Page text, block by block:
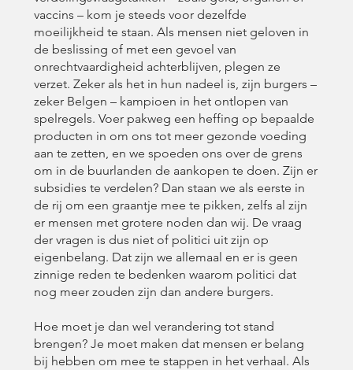
vaccins – kom je steeds voor dezelfde
moeilijkheid te staan. Als mensen niet geloven in
de beslissing of met een gevoel van
onrechtvaardigheid achterblijven, plegen ze
verzet. Zeker als het in hun nadeel is, zijn burgers –
zeker Belgen – kampioen in het ontlopen van
spelregels. Voer pakweg een heffing op bepaalde
producten in om ons tot meer gezonde voeding
aan te zetten, en we spoeden ons over de grens
om in de buurlanden de aankopen te doen. Zijn er
subsidies te verdelen? Dan staan we als eerste in
de rij om een graantje mee te pikken, zelfs al zijn
er mensen met grotere noden dan wij. De vraag
der vragen is dus niet of politici uit zijn op
eigenbelang. Dat zijn we allemaal en er is geen
zinnige reden te bedenken waarom politici dat
nog meer zouden zijn dan andere burgers.
Hoe moet je dan wel verandering tot stand
brengen? Je moet maken dat mensen er belang
bij hebben om mee te stappen in het verhaal. Als